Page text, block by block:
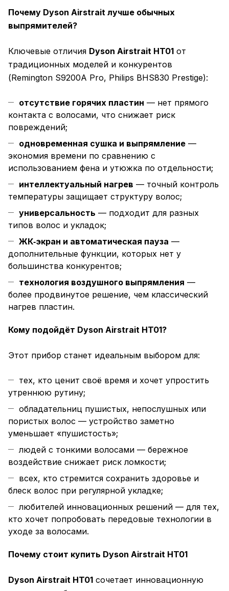
Почему Dyson Airstrait лучше обычных
выпрямителей?
Ключевые отличия Dyson Airstrait HT01 от
традиционных моделей и конкурентов
(Remington S9200A Pro, Philips BHS830 Prestige):
отсутствие горячих пластин — нет прямого
контакта с волосами, что снижает риск
повреждений;
одновременная сушка и выпрямление —
экономия времени по сравнению с
использованием фена и утюжка по отдельности;
интеллектуальный нагрев — точный контроль
температуры защищает структуру волос;
универсальность — подходит для разных
типов волос и укладок;
ЖК‑экран и автоматическая пауза —
дополнительные функции, которых нет у
большинства конкурентов;
технология воздушного выпрямления —
более продвинутое решение, чем классический
нагрев пластин.
Кому подойдёт Dyson Airstrait HT01?
Этот прибор станет идеальным выбором для:
тех, кто ценит своё время и хочет упростить
утреннюю рутину;
обладательниц пушистых, непослушных или
пористых волос — устройство заметно
уменьшает «пушистость»;
людей с тонкими волосами — бережное
воздействие снижает риск ломкости;
всех, кто стремится сохранить здоровье и
блеск волос при регулярной укладке;
любителей инновационных решений — для тех,
кто хочет попробовать передовые технологии в
уходе за волосами.
Почему стоит купить Dyson Airstrait HT01
Dyson Airstrait HT01 сочетает инновационную